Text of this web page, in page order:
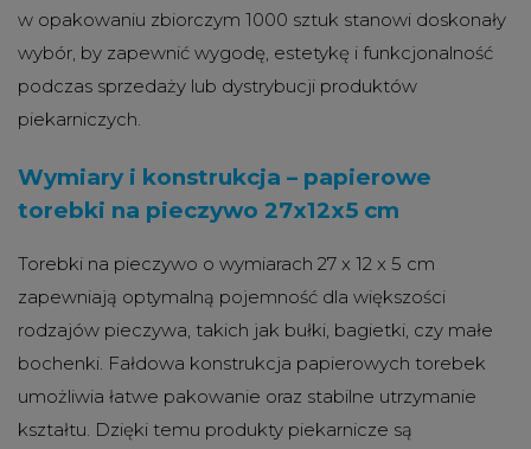
w opakowaniu zbiorczym 1000 sztuk stanowi doskonały
wybór, by zapewnić wygodę, estetykę i funkcjonalność
podczas sprzedaży lub dystrybucji produktów
piekarniczych.
Wymiary i konstrukcja – papierowe
torebki na pieczywo 27x12x5 cm
Torebki na pieczywo o wymiarach 27 x 12 x 5 cm
zapewniają optymalną pojemność dla większości
rodzajów pieczywa, takich jak bułki, bagietki, czy małe
bochenki. Fałdowa konstrukcja papierowych torebek
umożliwia łatwe pakowanie oraz stabilne utrzymanie
kształtu. Dzięki temu produkty piekarnicze są